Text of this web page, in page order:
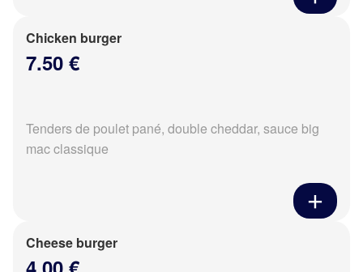
Chicken burger
7.50 €
Tenders de poulet pané, double cheddar, sauce big
mac classique
Cheese burger